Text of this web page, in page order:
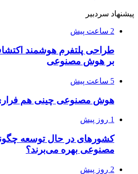
پیشنهاد سردبیر
2 ساعت پیش
طراحی پلتفرم هوشمند
بر هوش مصنوعی
5 ساعت پیش
هوش مصنوعی چینی هم
1 روز پیش
کشورهای در حال توسعه
مصنوعی بهره می‌برند؟
2 روز پیش